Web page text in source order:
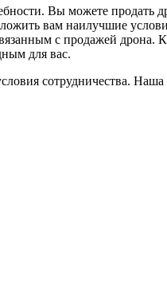
Вы можете продать
вам наилучшие
с продажей дрона.
для вас.
сотрудничества.